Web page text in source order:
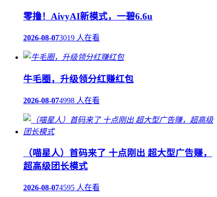
零撸！AivyAI新模式，一碧6.6u
2026-08-073019 人在看
牛毛圈，升级领分红赚红包
2026-08-074998 人在看
（喵星人）首码来了 十点刚出 超大型广告赚，
超高级团长模式
2026-08-074595 人在看